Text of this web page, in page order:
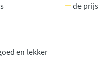
de prijs
en lekker